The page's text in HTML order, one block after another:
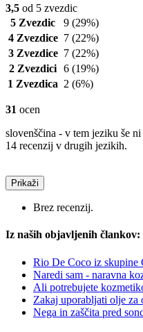
3,5 od 5 zvezdic
5 Zvezdic
9 (29%)
4 Zvezdice 7 (22%)
3 Zvezdice 7 (22%)
2 Zvezdici 6 (19%)
1 Zvezdica 2 (6%)
31 ocen
slovenščina - v tem jeziku še
14 recenzij v drugih jezikih.
Prikaži
Brez recenzij.
Iz naših objavljenih člankov:
Rio De Coco iz skupine
Naredi sam - naravna
Ali potrebujete
Zakaj uporabljati olje za
Nega in zaščita pred